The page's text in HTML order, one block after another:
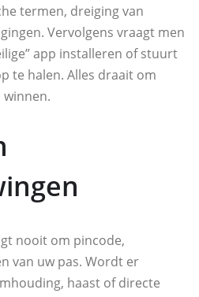
termen, dreiging van
Vervolgens vraagt men
app installeren of stuurt
te halen. Alles draait om
nooit om pincode,
van uw pas. Wordt er
haast of directe